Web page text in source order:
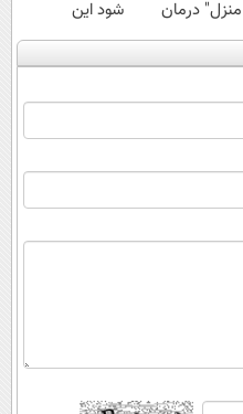
منزل" درمان
کنی؟ (◂فیلم +
◂پرسش‌نامه)
شود این
نوشیدنی خوش
طعم را بنوشید